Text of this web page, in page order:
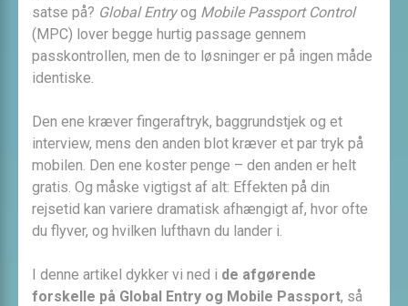
satse på? Global Entryog Mobile Passport Control
(MPC) lover begge hurtig passage gennem
passkontrollen, men de to løsninger er på ingen måde
identiske.
Den ene kræver fingeraftryk, baggrundstjek og et
interview, mens den anden blot kræver et par tryk på
mobilen. Den ene koster penge – den anden er helt
gratis. Og måske vigtigst af alt: Effekten på din
rejsetid kan variere dramatisk afhængigt af, hvor ofte
du flyver, og hvilken lufthavn du lander i.
I denne artikel dykker vi ned i de afgørende
forskelle på Global Entry og Mobile Passport, så